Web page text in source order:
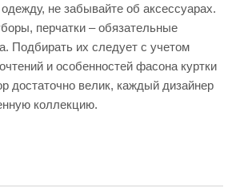
не забывайте об аксессуарах.
перчатки – обязательные
Подбирать их следует с учетом
и особенностей фасона куртки
достаточно велик, каждый дизайнер
коллекцию.